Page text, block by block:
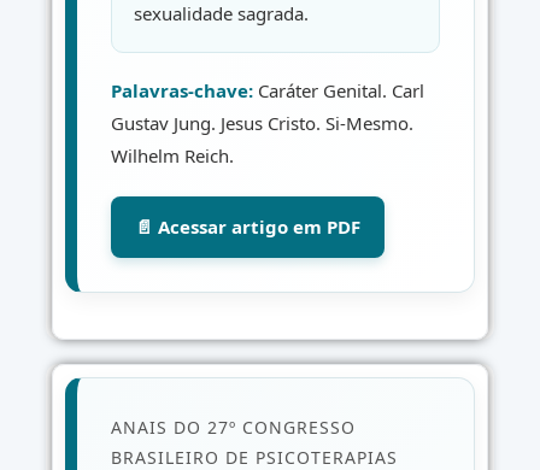
sexualidade sagrada.
Palavras-chave: Caráter Genital. Carl
Gustav Jung. Jesus Cristo. Si-Mesmo.
Wilhelm Reich.
📄 Acessar artigo em PDF
ANAIS DO 27º CONGRESSO
BRASILEIRO DE PSICOTERAPIAS